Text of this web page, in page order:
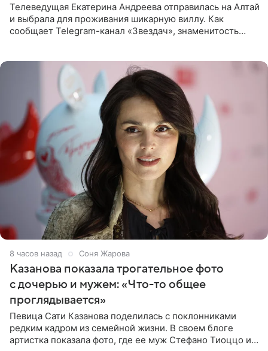
Телеведущая Екатерина Андреева отправилась на Алтай
и выбрала для проживания шикарную виллу. Как
сообщает Telegram-канал «Звездач», знаменитость
8 часов назад Соня Жарова
Казанова показала трогательное фото
с дочерью и мужем: «Что-то общее
проглядывается»
Певица Сати Казанова поделилась с поклонниками
редким кадром из семейной жизни. В своем блоге
артистка показала фото, где ее муж Стефано Тиоццо и